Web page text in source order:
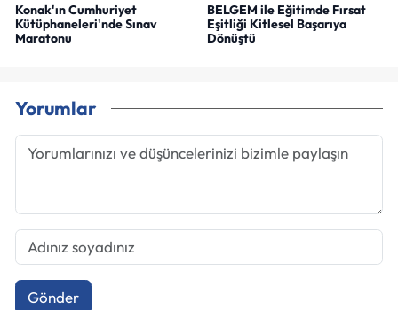
Konak'ın Cumhuriyet
Kütüphaneleri'nde Sınav
Maratonu
BELGEM ile Eğitimde Fırsat
Eşitliği Kitlesel Başarıya
Dönüştü
Yorumlar
Gönder